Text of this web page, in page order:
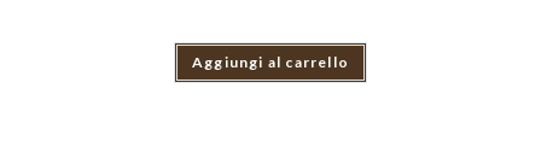
Aggiungi al carrello